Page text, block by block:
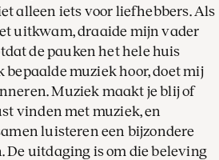
alleen iets voor liefhebbers. Als
uitkwam, draaide mijn vader
de pauken het hele huis
bepaalde muziek hoor, doet mij
Muziek maakt je blij of
vinden met muziek, en
luisteren een bijzondere
De uitdaging is om die beleving